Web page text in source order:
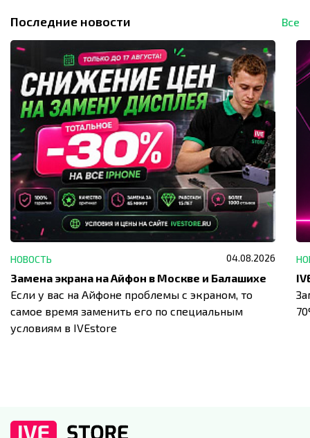
Последние новости Все
НОВОСТЬ 04.08.2026
Замена экрана на Айфон в Москве и Балашихе
Если у вас на Айфоне проблемы с экраном, то
самое время заменить его по специальным
условиям в IVEstore